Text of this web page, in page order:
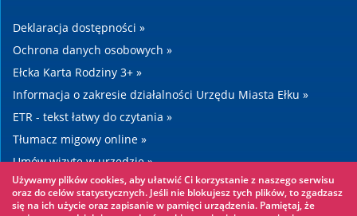
Deklaracja dostępności »
Ochrona danych osobowych »
Ełcka Karta Rodziny 3+ »
Informacja o zakresie działalności Urzędu Miasta Ełku »
ETR - tekst łatwy do czytania »
Tłumacz migowy online »
Umów wizytę w urzędzie »
Drogi »
Używamy plików cookies, aby ułatwić Ci korzystanie z naszego serwisu
oraz do celów statystycznych. Jeśli nie blokujesz tych plików, to zgadzasz
się na ich użycie oraz zapisanie w pamięci urządzenia. Pamiętaj, że